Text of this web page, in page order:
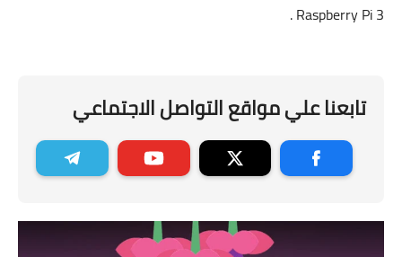
Raspberry Pi 3 .
تابعنا علي مواقع التواصل الاجتماعي